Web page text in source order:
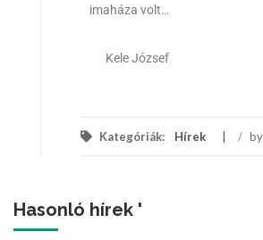
imaháza volt…
Kele József
Kategóriák: Hírek / by
Hasonló hírek '